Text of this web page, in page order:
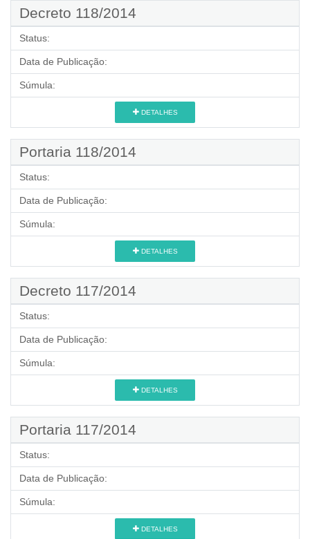
Decreto 118/2014
Status:
Data de Publicação:
Súmula:
DETALHES
Portaria 118/2014
Status:
Data de Publicação:
Súmula:
DETALHES
Decreto 117/2014
Status:
Data de Publicação:
Súmula:
DETALHES
Portaria 117/2014
Status:
Data de Publicação:
Súmula:
DETALHES